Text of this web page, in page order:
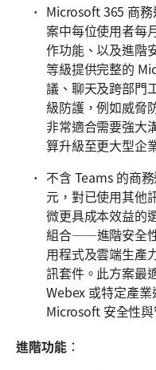
Microsoft 365 商
案中每位使用者每
作功能、以及進階
等級提供完整的
議、聊天及跨部
級防護，例如威脅
非常適合需要強大
算升級至更大型企
不含 Teams 的商
元，對已使用其他
微更具成本效益的
組合——進階安全
用程式及雲端生
訊套件。此方案最
Webex 或特定產
Microsoft 安全性
進階功能：